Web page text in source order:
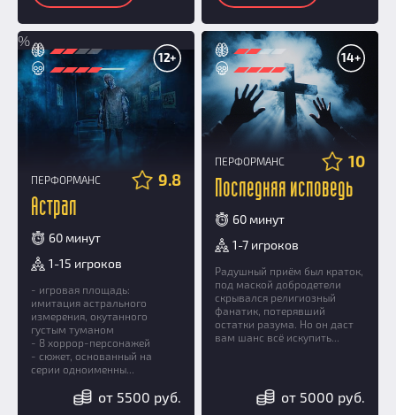
%
12+
ПЕРФОРМАНС 9.8
Астрал
60 минут
1-15 игроков
- игровая площадь:
имитация астрального
измерения, окутанного
густым туманом
- 8 хоррор-персонажей
- сюжет, основанный на
серии одноименны...
от 5500 руб.
14+
ПЕРФОРМАНС 10
Последняя исповедь
60 минут
1-7 игроков
Радушный приём был краток,
под маской добродетели
скрывался религиозный
фанатик, потерявший
остатки разума. Но он даст
вам шанс всё искупить...
от 5000 руб.